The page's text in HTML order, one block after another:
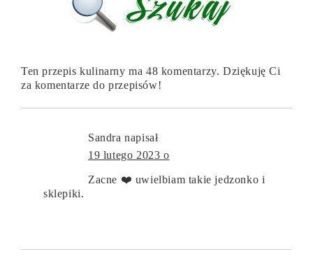
Ten przepis kulinarny ma 48 komentarzy. Dziękuję Ci
za komentarze do przepisów!
Sandra napisał
19 lutego 2023 o
Zacne ❤️ uwielbiam takie jedzonko i
sklepiki.